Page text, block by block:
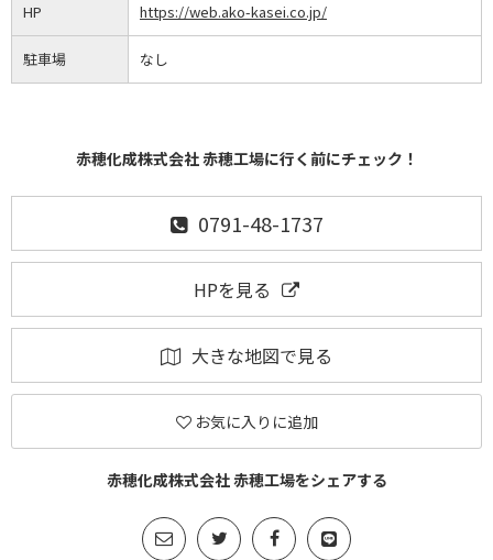
HP https://web.ako-kasei.co.jp/
駐車場 なし
赤穂化成株式会社 赤穂工場に行く前にチェック！
0791-48-1737
HPを見る
大きな地図で見る
お気に入りに追加
赤穂化成株式会社 赤穂工場をシェアする